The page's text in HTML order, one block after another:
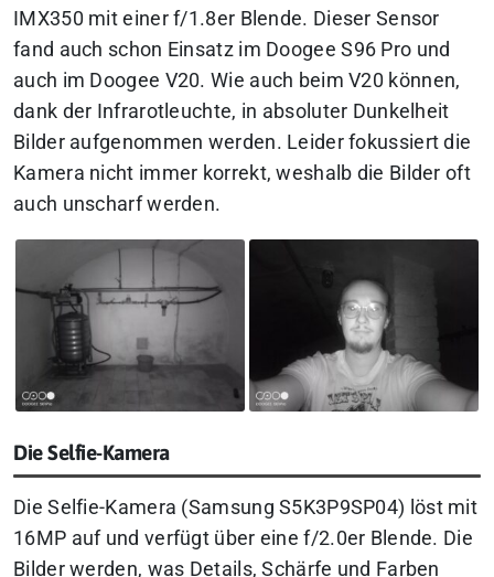
IMX350 mit einer f/1.8er Blende. Dieser Sensor
fand auch schon Einsatz im Doogee S96 Pro und
auch im Doogee V20. Wie auch beim V20 können,
dank der Infrarotleuchte, in absoluter Dunkelheit
Bilder aufgenommen werden. Leider fokussiert die
Kamera nicht immer korrekt, weshalb die Bilder oft
auch unscharf werden.
Die Selfie-Kamera
Die Selfie-Kamera (Samsung S5K3P9SP04) löst mit
16MP auf und verfügt über eine f/2.0er Blende. Die
Bilder werden, was Details, Schärfe und Farben